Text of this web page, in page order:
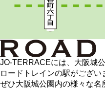
JO-TERRACEには、 大阪城
ロードトレインの駅がござい
ぜひ大阪城公園内の様々な名